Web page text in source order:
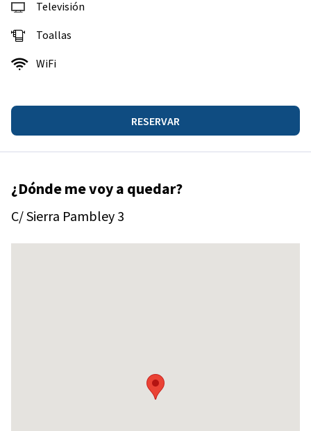
Televisión
Toallas
WiFi
RESERVAR
¿Dónde me voy a quedar?
C/ Sierra Pambley 3